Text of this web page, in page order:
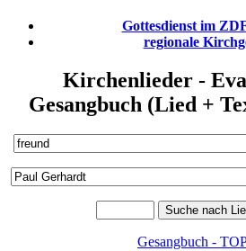
Gottesdienst im
regionale
Kirchenlieder -
Gesangbuch (Lied +
Gesangbuch -